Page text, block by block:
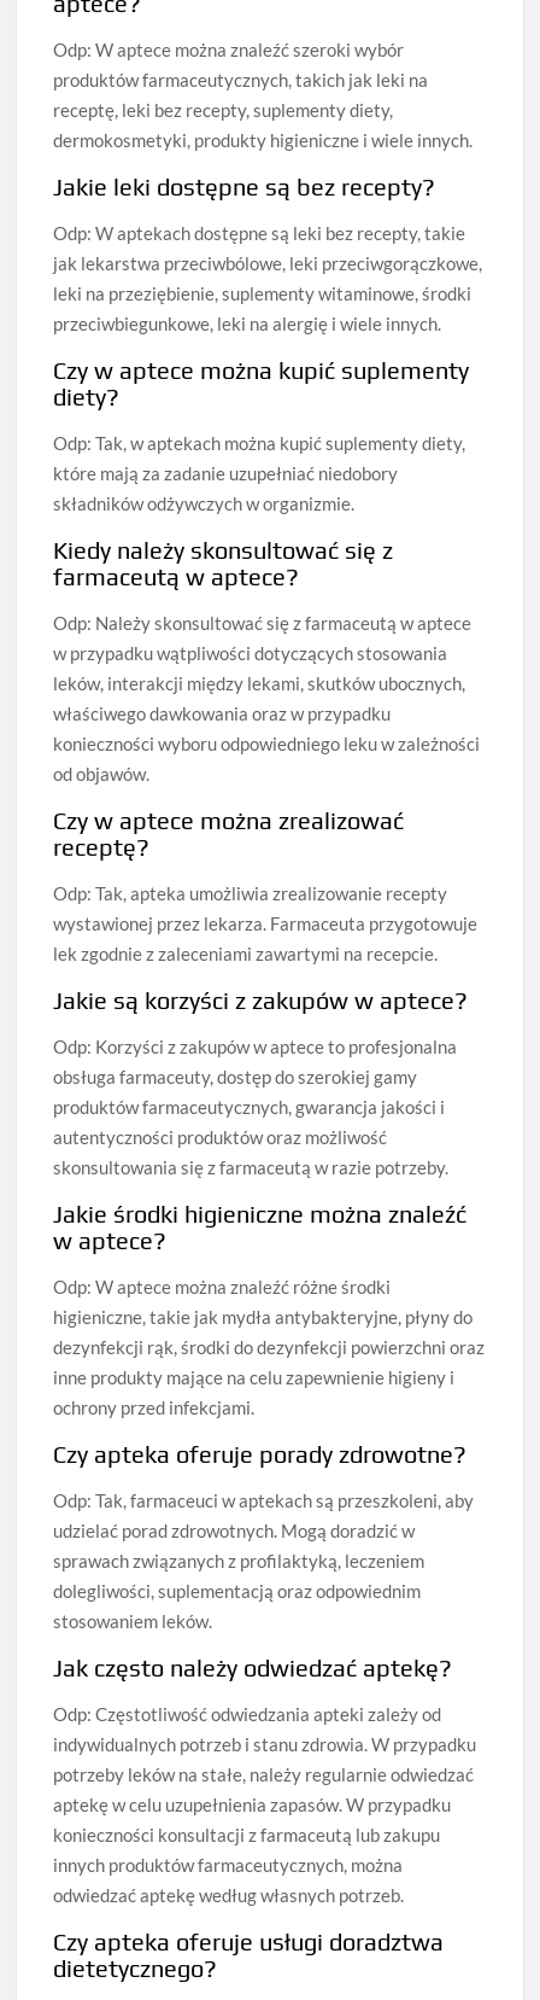
Odp: W aptece można znaleźć szeroki wybór
produktów farmaceutycznych, takich jak leki na
receptę, leki bez recepty, suplementy diety,
dermokosmetyki, produkty higieniczne i wiele innych.
Jakie leki dostępne są bez recepty?
Odp: W aptekach dostępne są leki bez recepty, takie
jak lekarstwa przeciwbólowe, leki przeciwgorączkowe,
leki na przeziębienie, suplementy witaminowe, środki
przeciwbiegunkowe, leki na alergię i wiele innych.
Czy w aptece można kupić suplementy
diety?
Odp: Tak, w aptekach można kupić suplementy diety,
które mają za zadanie uzupełniać niedobory
składników odżywczych w organizmie.
Kiedy należy skonsultować się z
farmaceutą w aptece?
Odp: Należy skonsultować się z farmaceutą w aptece
w przypadku wątpliwości dotyczących stosowania
leków, interakcji między lekami, skutków ubocznych,
właściwego dawkowania oraz w przypadku
konieczności wyboru odpowiedniego leku w zależności
od objawów.
Czy w aptece można zrealizować
receptę?
Odp: Tak, apteka umożliwia zrealizowanie recepty
wystawionej przez lekarza. Farmaceuta przygotowuje
lek zgodnie z zaleceniami zawartymi na recepcie.
Jakie są korzyści z zakupów w aptece?
Odp: Korzyści z zakupów w aptece to profesjonalna
obsługa farmaceuty, dostęp do szerokiej gamy
produktów farmaceutycznych, gwarancja jakości i
autentyczności produktów oraz możliwość
skonsultowania się z farmaceutą w razie potrzeby.
Jakie środki higieniczne można znaleźć
w aptece?
Odp: W aptece można znaleźć różne środki
higieniczne, takie jak mydła antybakteryjne, płyny do
dezynfekcji rąk, środki do dezynfekcji powierzchni oraz
inne produkty mające na celu zapewnienie higieny i
ochrony przed infekcjami.
Czy apteka oferuje porady zdrowotne?
Odp: Tak, farmaceuci w aptekach są przeszkoleni, aby
udzielać porad zdrowotnych. Mogą doradzić w
sprawach związanych z profilaktyką, leczeniem
dolegliwości, suplementacją oraz odpowiednim
stosowaniem leków.
Jak często należy odwiedzać aptekę?
Odp: Częstotliwość odwiedzania apteki zależy od
indywidualnych potrzeb i stanu zdrowia. W przypadku
potrzeby leków na stałe, należy regularnie odwiedzać
aptekę w celu uzupełnienia zapasów. W przypadku
konieczności konsultacji z farmaceutą lub zakupu
innych produktów farmaceutycznych, można
odwiedzać aptekę według własnych potrzeb.
Czy apteka oferuje usługi doradztwa
dietetycznego?